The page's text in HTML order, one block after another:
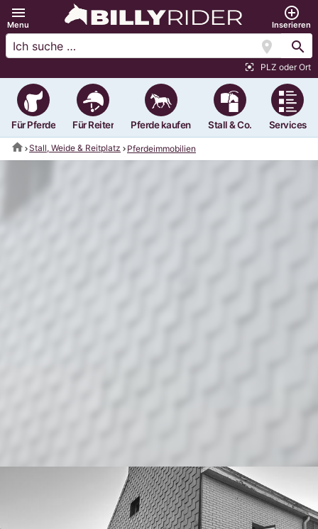
menu
Menu
add_circle_outline
Inserieren
location_on search
center_focus_strong PLZ oder Ort
Für Pferde Für Reiter Pferde kaufen Stall & Co. Services
home Stall, Weide & Reitplatz Pferdeimmobilien